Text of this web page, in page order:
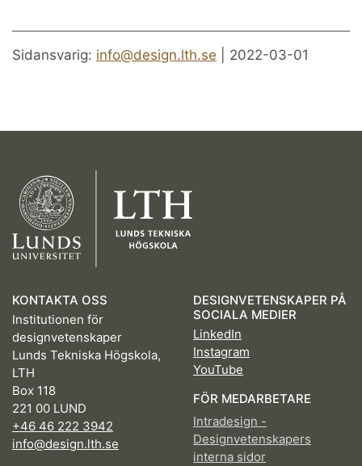
Sidansvarig: info@design.lth.se | 2022-03-01
KONTAKTA OSS
Institutionen för
designvetenskaper
Lunds Tekniska Högskola,
LTH
Box 118
221 00 LUND
+46 46 222 3942
info@design.lth.se
DESIGNVETENSKAPER PÅ
SOCIALA MEDIER
LinkedIn
Instagram
YouTube
FÖR MEDARBETARE
Intradesign -
Designvetenskapers
interna sidor